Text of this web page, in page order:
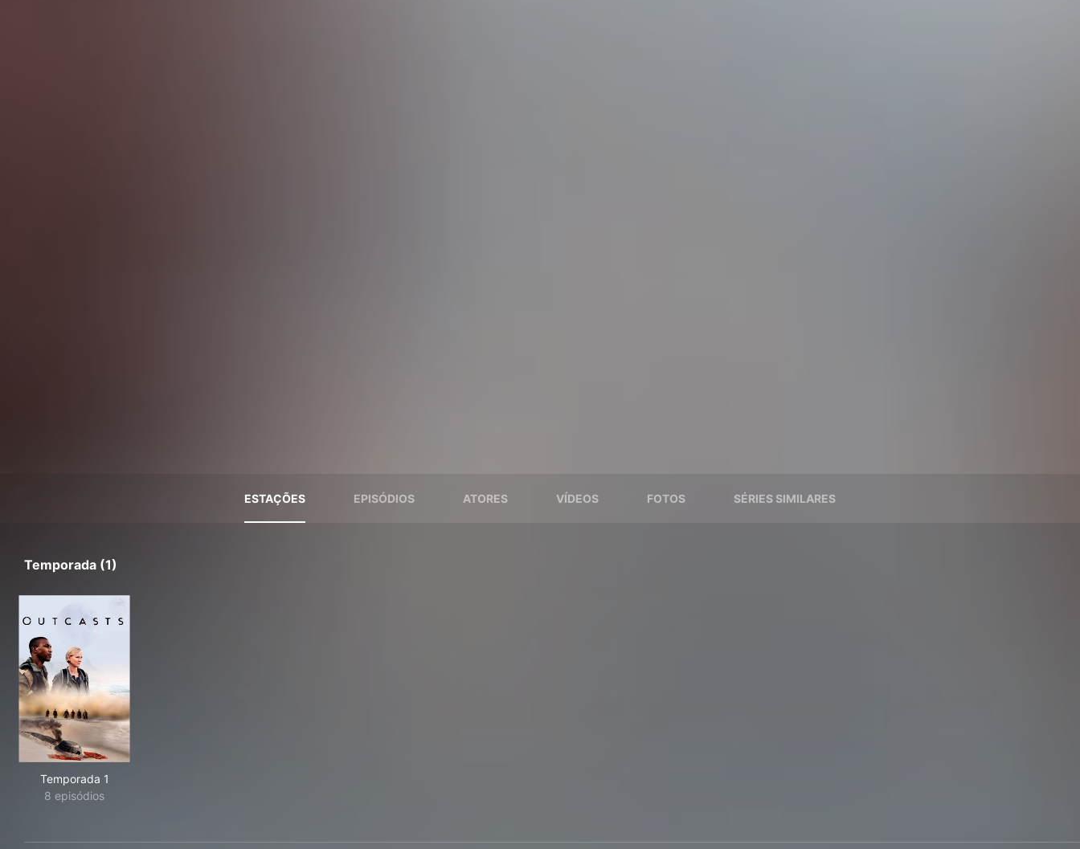
ESTAÇÕES EPISÓDIOS ATORES VÍDEOS FOTOS SÉRIES SIMILARES
Temporada (1)
Temporada 1
8 episódios